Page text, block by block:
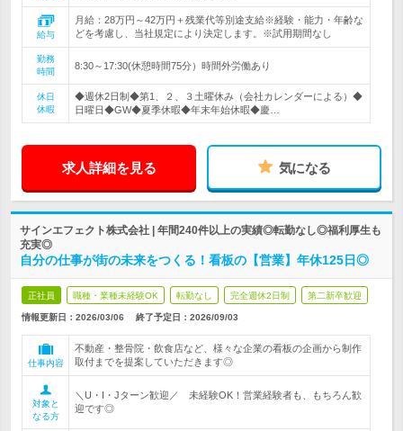
給与
月給：28万円～42万円＋残業代等別途支給※経験・能力・年齢な
どを考慮し、当社規定により決定します。※試用期間なし
勤務
時間
8:30～17:30(休憩時間75分）時間外労働あり
休日
休暇
◆週休2日制◆第1、２、３土曜休み（会社カレンダーによる）◆
日曜日◆GW◆夏季休暇◆年末年始休暇◆慶…
求人詳細を見る 気になる
サインエフェクト株式会社 | 年間240件以上の実績◎転勤なし◎福利厚生も
充実◎
自分の仕事が街の未来をつくる！看板の【営業】年休125日◎
正社員 職種・業種未経験OK 転勤なし 完全週休2日制 第二新卒歓迎
情報更新日：2026/03/06 終了予定日： 2026/09/03
仕事内容
不動産・整骨院・飲食店など、様々な企業の看板の企画から制作
取付までを提案していただきます◎
対象と
なる方
＼U・I・Jターン歓迎／ 未経験OK！営業経験者も、もちろん歓
迎です◎